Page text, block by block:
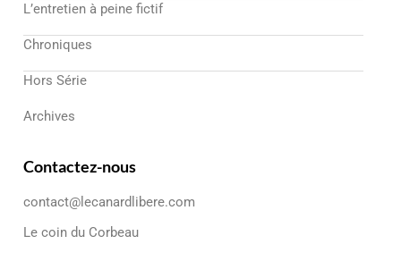
L’entretien à peine fictif
Chroniques
Hors Série
Archives
Contactez-nous
contact@lecanardlibere.com
Le coin du Corbeau